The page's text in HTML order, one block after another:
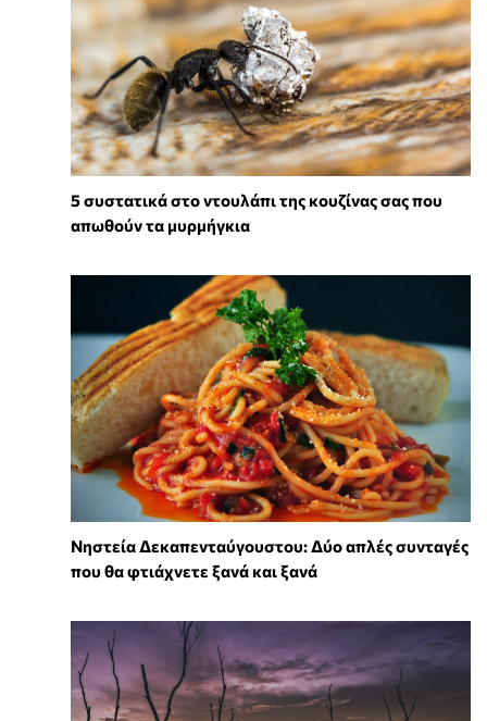
⁠5 συστατικά στο ντουλάπι της κουζίνας σας που
απωθούν τα μυρμήγκια
Νηστεία Δεκαπενταύγουστου: Δύο απλές συνταγές
που θα φτιάχνετε ξανά και ξανά